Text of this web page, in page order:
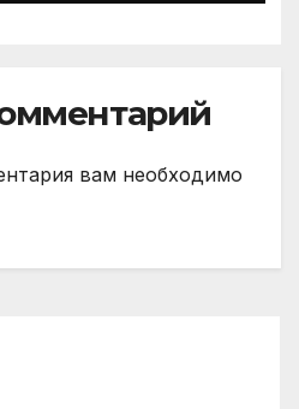
вам необходимо